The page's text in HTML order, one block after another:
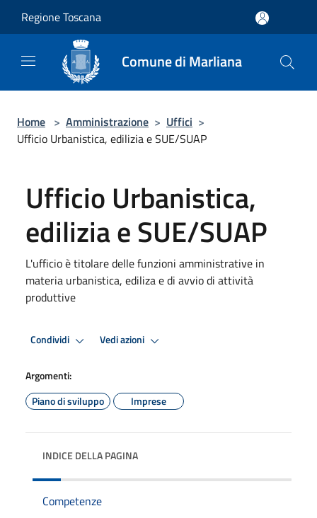
Regione Toscana
Comune di Marliana
Home > Amministrazione > Uffici >
Ufficio Urbanistica, edilizia e SUE/SUAP
Ufficio Urbanistica,
edilizia e SUE/SUAP
L'ufficio è titolare delle funzioni amministrative in
materia urbanistica, ediliza e di avvio di attività
produttive
Condividi Vedi azioni
Argomenti:
Piano di sviluppo
Imprese
INDICE DELLA PAGINA
Competenze